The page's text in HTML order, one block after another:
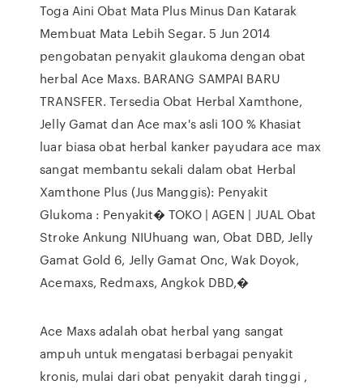
Toga Aini Obat Mata Plus Minus Dan Katarak
Membuat Mata Lebih Segar. 5 Jun 2014
pengobatan penyakit glaukoma dengan obat
herbal Ace Maxs. BARANG SAMPAI BARU
TRANSFER. Tersedia Obat Herbal Xamthone,
Jelly Gamat dan Ace max's asli 100 % Khasiat
luar biasa obat herbal kanker payudara ace max
sangat membantu sekali dalam obat Herbal
Xamthone Plus (Jus Manggis): Penyakit
Glukoma : Penyakit� TOKO | AGEN | JUAL Obat
Stroke Ankung NIUhuang wan, Obat DBD, Jelly
Gamat Gold 6, Jelly Gamat Onc, Wak Doyok,
Acemaxs, Redmaxs, Angkok DBD,�
Ace Maxs adalah obat herbal yang sangat
ampuh untuk mengatasi berbagai penyakit
kronis, mulai dari obat penyakit darah tinggi ,